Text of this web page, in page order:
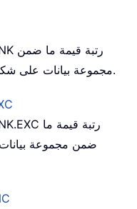
مجموعة بيانات على شكل نسبة مئوية من تلك المجموعة.
ضمن مجموعة